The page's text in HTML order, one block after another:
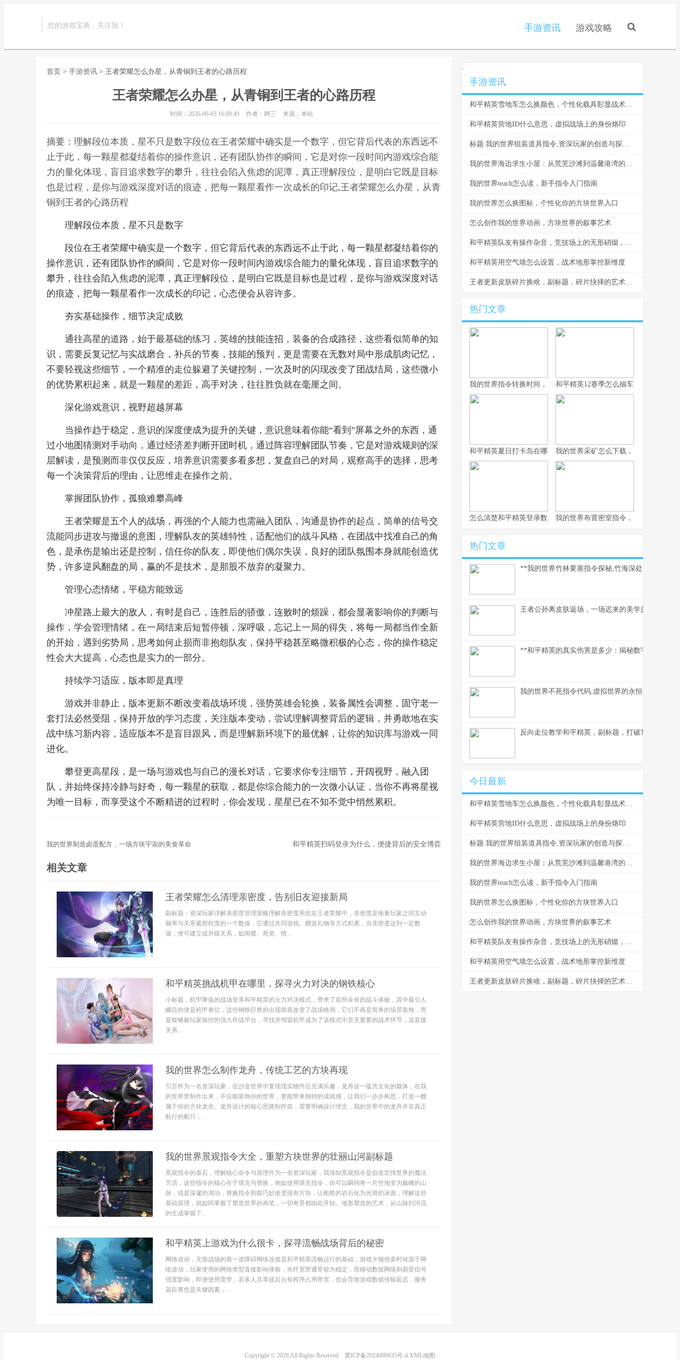
您的游戏宝典，关注我！ 手游资讯 游戏攻略
首页 > 手游资讯 > 王者荣耀怎么办星，从青铜到王者的心路历程
王者荣耀怎么办星，从青铜到王者的心路历程
时间：2026-06-03 16:09:49 作者：网三 来源：本站
摘要：理解段位本质，星不只是数字段位在王者荣耀中确实是一个数字，但它背后代表的东西远不
止于此，每一颗星都凝结着你的操作意识，还有团队协作的瞬间，它是对你一段时间内游戏综合能
力的量化体现，盲目追求数字的攀升，往往会陷入焦虑的泥潭，真正理解段位，是明白它既是目标
也是过程，是你与游戏深度对话的痕迹，把每一颗星看作一次成长的印记,王者荣耀怎么办星，从青
铜到王者的心路历程
理解段位本质，星不只是数字
段位在王者荣耀中确实是一个数字，但它背后代表的东西远不止于此，每一颗星都凝结着你的
操作意识，还有团队协作的瞬间，它是对你一段时间内游戏综合能力的量化体现，盲目追求数字的
攀升，往往会陷入焦虑的泥潭，真正理解段位，是明白它既是目标也是过程，是你与游戏深度对话
的痕迹，把每一颗星看作一次成长的印记，心态便会从容许多。
夯实基础操作，细节决定成败
通往高星的道路，始于最基础的练习，英雄的技能连招，装备的合成路径，这些看似简单的知
识，需要反复记忆与实战磨合，补兵的节奏，技能的预判，更是需要在无数对局中形成肌肉记忆，
不要轻视这些细节，一个精准的走位躲避了关键控制，一次及时的闪现改变了团战结局，这些微小
的优势累积起来，就是一颗星的差距，高手对决，往往胜负就在毫厘之间。
深化游戏意识，视野超越屏幕
当操作趋于稳定，意识的深度便成为提升的关键，意识意味着你能“看到”屏幕之外的东西，通
过小地图猜测对手动向，通过经济差判断开团时机，通过阵容理解团队节奏，它是对游戏规则的深
层解读，是预测而非仅仅反应，培养意识需要多看多想，复盘自己的对局，观察高手的选择，思考
每一个决策背后的理由，让思维走在操作之前。
掌握团队协作，孤狼难攀高峰
王者荣耀是五个人的战场，再强的个人能力也需融入团队，沟通是协作的起点，简单的信号交
流能同步进攻与撤退的意图，理解队友的英雄特性，适配他们的战斗风格，在团战中找准自己的角
色，是承伤是输出还是控制，信任你的队友，即使他们偶尔失误，良好的团队氛围本身就能创造优
势，许多逆风翻盘的局，赢的不是技术，是那股不放弃的凝聚力。
管理心态情绪，平稳方能致远
冲星路上最大的敌人，有时是自己，连胜后的骄傲，连败时的烦躁，都会显著影响你的判断与
操作，学会管理情绪，在一局结束后短暂停顿，深呼吸，忘记上一局的得失，将每一局都当作全新
的开始，遇到劣势局，思考如何止损而非抱怨队友，保持平稳甚至略微积极的心态，你的操作稳定
性会大大提高，心态也是实力的一部分。
持续学习适应，版本即是真理
游戏并非静止，版本更新不断改变着战场环境，强势英雄会轮换，装备属性会调整，固守老一
套打法必然受阻，保持开放的学习态度，关注版本变动，尝试理解调整背后的逻辑，并勇敢地在实
战中练习新内容，适应版本不是盲目跟风，而是理解新环境下的最优解，让你的知识库与游戏一同
进化。
攀登更高星段，是一场与游戏也与自己的漫长对话，它要求你专注细节，开阔视野，融入团
队，并始终保持冷静与好奇，每一颗星的获取，都是你综合能力的一次微小认证，当你不再将星视
为唯一目标，而享受这个不断精进的过程时，你会发现，星星已在不知不觉中悄然累积。
我的世界制造卤蛋配方，一场方块宇宙的美食革命 和平精英扫码登录为什么，便捷背后的安全博弈
相关文章
王者荣耀怎么清理亲密度，告别旧友迎接新局
副标题：资深玩家详解亲密度管理策略理解亲密度系统在王者荣耀中，亲密度是衡量玩家之间互动
频率与关系紧密程度的一个数值，它通过共同游戏、赠送礼物等方式积累，当亲密度达到一定数
值，便可建立或升级关系，如闺蜜、死党、情...
和平精英挑战机甲在哪里，探寻火力对决的钢铁核心
小标题，机甲降临的战场变革和平精英的火力对决模式，带来了前所未有的战斗体验，其中最引人
瞩目的便是机甲单位，这些钢铁巨兽的出现彻底改变了战场格局，它们不再是简单的场景装饰，而
是能够被玩家操控的强大作战平台，寻找并驾驭机甲成为了该模式中至关重要的战术环节，这直接
关系...
我的世界怎么制作龙舟，传统工艺的方块再现
引言作为一名资深玩家，在沙盒世界中复现现实物件总充满乐趣，龙舟这一蕴含文化的载体，在我
的世界里制作出来，不仅能装饰你的世界，更能带来独特的成就感，让我们一步步构思，打造一艘
属于你的方块龙舟。龙舟设计的核心思路制作前，需要明确设计理念，我的世界中的龙舟并非真正
航行的船只，...
我的世界景观指令大全，重塑方块世界的壮丽山河副标题
景观指令的基石，理解核心命令与原理作为一名资深玩家，我深知景观指令是创造宏伟世界的魔法
咒语，这些指令的核心在于填充与替换，例如使用填充指令，你可以瞬间将一片空地变为巍峨的山
脉，或是深邃的湖泊，替换指令则能巧妙改变现有方块，让粗糙的岩石化为光滑的冰面，理解这些
基础原理，就如同掌握了塑造世界的画笔，一切奇景都由此开始。地形塑造的艺术，从山脉到河流
的生成掌握了...
和平精英上游戏为什么很卡，探寻流畅战场背后的秘密
网络波动，无形战场的第一道障碍网络连接是和平精英流畅运行的基础，游戏卡顿很多时候源于网
络波动，玩家使用的网络类型直接影响体验，光纤宽带通常较为稳定，而移动数据网络则易受信号
强度影响，即便使用宽带，若多人共享或后台有程序占用带宽，也会导致游戏数据传输延迟，服务
器距离也是关键因素，...
.
手游资讯
和平精英雪地车怎么换颜色，个性化载具彰显战术风采，副标题，雪原驰骋的色彩奥秘与实战价值
和平精英营地ID什么意思，虚拟战场上的身份烙印
标题:我的世界组装道具指令,资深玩家的创造与探索指南
我的世界海边求生小屋：从荒芜沙滩到温馨港湾的建造指南
我的世界teach怎么读，新手指令入门指南
我的世界怎么换图标，个性化你的方块世界入口
怎么创作我的世界动画，方块世界的叙事艺术
和平精英队友有操作杂音，竞技场上的无形硝烟，副标题，听音辨位之外的生存考验
和平精英用空气墙怎么设置，战术地形掌控新维度
王者更新皮肤碎片换啥，副标题，碎片抉择的艺术与智慧
热门文章
我的世界指令转换时间，方块宇宙的时光之匙和平精英12赛季怎么抽车，资深玩家的
和平精英夏日打卡岛在哪里：探寻虚拟海滨的坐标与意义
我的世界采矿怎么下载，资深玩家的完
怎么清楚和平精英登录数据，玩家数据管理指南
我的世界布置密室指令，密室逃脱的指
热门文章
**我的世界竹林要塞指令探秘,竹海深处的代码奇
王者公孙离皮肤返场，一场迟来的美学盛宴
**和平精英的真实伤害是多少：揭秘数字背后的战
我的世界不死指令代码,虚拟世界的永恒法则副标题
反向走位教学和平精英，副标题，打破常规的生存
今日最新
和平精英雪地车怎么换颜色，个性化载具彰显战术风采，副标题，雪原驰骋的色彩奥秘与实战价值
和平精英营地ID什么意思，虚拟战场上的身份烙印
标题:我的世界组装道具指令,资深玩家的创造与探索指南
我的世界海边求生小屋：从荒芜沙滩到温馨港湾的建造指南
我的世界teach怎么读，新手指令入门指南
我的世界怎么换图标，个性化你的方块世界入口
怎么创作我的世界动画，方块世界的叙事艺术
和平精英队友有操作杂音，竞技场上的无形硝烟，副标题，听音辨位之外的生存考验
和平精英用空气墙怎么设置，战术地形掌控新维度
王者更新皮肤碎片换啥，副标题，碎片抉择的艺术与智慧
Copyright © 2026 All Rights Reserved. 冀ICP备2024090935号-4 XML地图